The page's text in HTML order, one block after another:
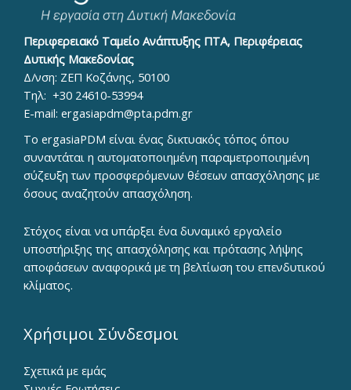
Περιφερειακό Ταμείο Ανάπτυξης ΠΤΑ, Περιφέρειας
Δυτικής Μακεδονίας
Δ/νση: ΖΕΠ Κοζάνης, 50100
Τηλ: +30 24610-53994
E-mail: ergasiapdm@pta.pdm.gr
To ergasiaPDM είναι ένας δικτυακός τόπος όπου
συναντάται η αυτοματοποιημένη παραμετροποιημένη
σύζευξη των προσφερόμενων θέσεων απασχόλησης με
όσους αναζητούν απασχόληση.
Στόχος είναι να υπάρξει ένα δυναμικό εργαλείο
υποστήριξης της απασχόλησης και πρότασης λήψης
αποφάσεων αναφορικά με τη βελτίωση του επενδυτικού
κλίματος.
Χρήσιμοι Σύνδεσμοι
Σχετικά με εμάς